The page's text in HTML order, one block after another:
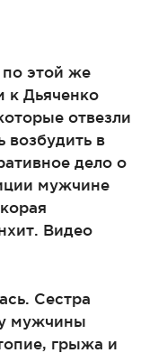
этой же
к Дьяченко
отвезли
возбудить в
дело о
мужчине
Видео
Сестра
мужчины
грыжа и